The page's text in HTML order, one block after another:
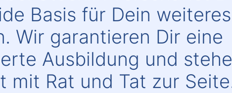
Basis für Dein weiteres
Wir garantieren Dir eine
Ausbildung und
mit Rat und Tat zur